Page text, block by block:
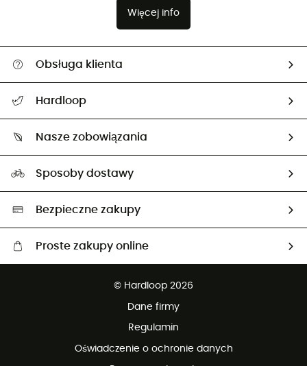
Więcej info
Obsługa klienta
Śledzenie przesyłki
Zwrot artykułów i zwrot środków
Hardloop
Ambasadorzy
Nasze zobowiązania
Neutralność węglowa
Wybrane produkty eko
Sposoby dostawy
Bezpieczne zakupy
Proste zakupy online
100 dni na bezpłatny zwrot
© Hardloop 2026
Dane firmy
Regulamin
Oświadczenie o ochronie danych